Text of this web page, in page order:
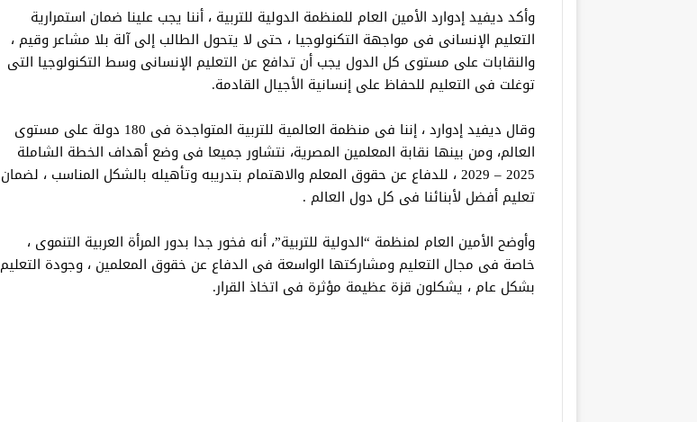
وأكد ديفيد إدوارد الأمين العام للمنظمة الدولية للتربية ، أننا يجب علينا ضمان استمرارية
التعليم الإنسانى فى مواجهة التكنولوجيا ، حتى لا يتحول الطالب إلى آلة بلا مشاعر وقيم ،
والنقابات على مستوى كل الدول يجب أن تدافع عن التعليم الإنسانى وسط التكنولوجيا التى
توغلت فى التعليم للحفاظ على إنسانية الأجيال القادمة.
وقال ديفيد إدوارد ، إننا فى منظمة العالمية للتربية المتواجدة فى 180 دولة على مستوى
العالم، ومن بينها نقابة المعلمين المصرية، نتشاور جميعا فى وضع أهداف الخطة الشاملة
2025 – 2029 ، للدفاع عن حقوق المعلم والاهتمام بتدريبه وتأهيله بالشكل المناسب ، لضمان
تعليم أفضل لأبنائنا فى كل دول العالم .
وأوضح الأمين العام لمنظمة “الدولية للتربية”، أنه فخور جدا بدور المرأة العربية التنموى ،
خاصة فى مجال التعليم ومشاركتها الواسعة فى الدفاع عن خقوق المعلمين ، وجودة التعليم
بشكل عام ، يشكلون قزة عظيمة مؤثرة فى اتخاذ القرار.